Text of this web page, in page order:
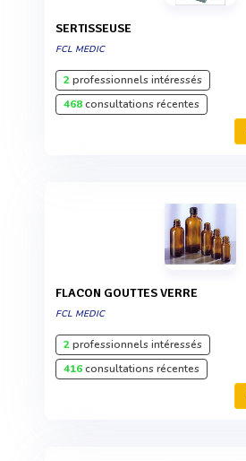
SERTISSEUSE
FCL MEDIC
2professionnels intéressés
468consultations récentes
FLACON GOUTTES VERRE
FCL MEDIC
2professionnels intéressés
416consultations récentes